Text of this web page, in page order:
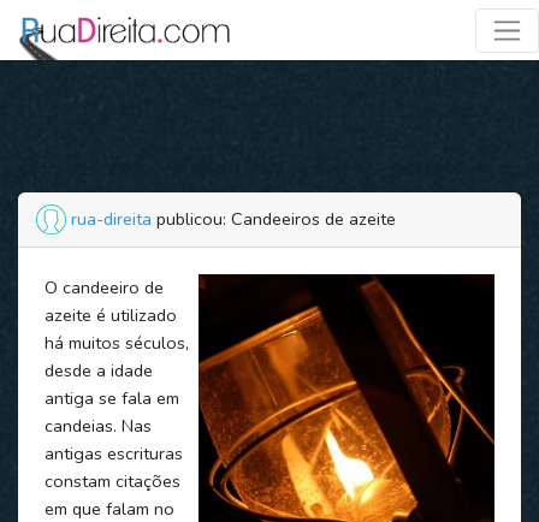
rua-direita publicou: Candeeiros de azeite
O candeeiro de
azeite é utilizado
há muitos séculos,
desde a idade
antiga se fala em
candeias. Nas
antigas escrituras
constam citações
em que falam no